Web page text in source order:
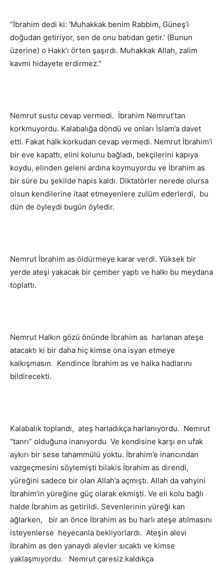
“İbrahim dedi ki: ‘Muhakkak benim Rabbim, Güneş’i
doğudan getiriyor, sen de onu batıdan getir.’ (Bunun
üzerine) o Hakk’ı örten şaşırdı. Muhakkak Allah, zalim
kavmi hidayete erdirmez.”
Nemrut sustu cevap vermedi. İbrahim Nemrut’tan
korkmuyordu. Kalabalığa döndü ve onları İslam’a davet
etti. Fakat halk korkudan cevap vermedi. Nemrut İbrahim’i
bir eve kapattı, elini kolunu bağladı, bekçilerini kapıya
koydu, elinden geleni ardına koymuyordu ve İbrahim as
bir süre bu şekilde hapis kaldı. Diktatörler nerede olursa
olsun kendilerine itaat etmeyenlere zulüm ederlerdi, bu
dün de öyleydi bugün öyledir.
Nemrut İbrahim as öldürmeye karar verdi. Yüksek bir
yerde ateşi yakacak bir çember yaptı ve halkı bu meydana
toplattı.
Nemrut Halkın gözü önünde İbrahim as harlanan ateşe
atacaktı ki bir daha hiç kimse ona isyan etmeye
kalkışmasın. Kendince İbrahim as ve halka hadlarını
bildirecekti.
Kalabalık toplandı, ateş harladıkça harlanıyordu. Nemrut
“tanrı” olduğuna inanıyordu Ve kendisine karşı en ufak
aykırı bir sese tahammülü yoktu. İbrahim’e inancından
vazgeçmesini söylemişti bilakis İbrahim as direndi,
yüreğini sadece bir olan Allah’a açmıştı. Allah da vahyini
İbrahim’in yüreğine güç olarak ekmişti. Ve eli kolu bağlı
halde İbrahim as getirildi. Sevenlerinin yüreği kan
ağlarken, bir an önce İbrahim as bu harlı ateşe atılmasını
isteyenlerse heyecanla bekliyorlardı. Ateşin alevi
İbrahim as den yanaydı alevler sıcaktı ve kimse
yaklaşmıyordu. Nemrut çaresiz kaldıkça